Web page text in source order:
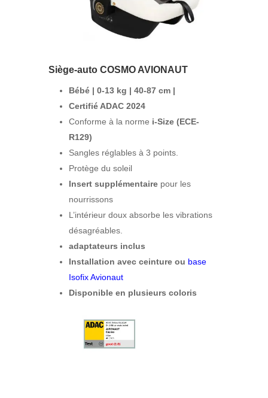
Siège-auto COSMO AVIONAUT
Bébé | 0-13 kg | 40-87 cm |
Certifié ADAC 2024
Conforme à la norme i-Size (ECE-
R129)
Sangles réglables à 3 points.
Protège du soleil
Insert supplémentairepour les
nourrissons
L’intérieur doux absorbe les vibrations
désagréables.
adaptateurs inclus
Installation avec ceinture ou base
Isofix Avionaut
Disponible en plusieurs coloris